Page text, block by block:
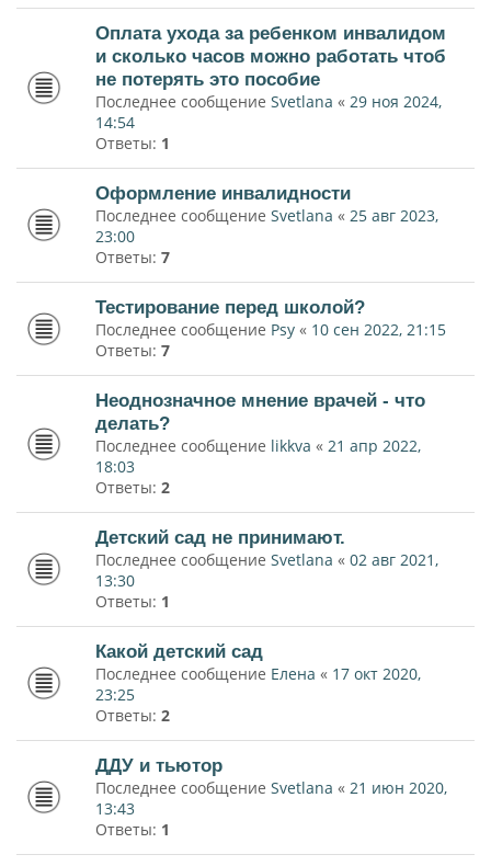
Оплата ухода за ребенком инвалидом
и сколько часов можно работать чтоб
не потерять это пособие
Последнее сообщение Svetlana « 29 ноя 2024,
14:54
Ответы: 1
Оформление инвалидности
Последнее сообщение Svetlana « 25 авг 2023,
23:00
Ответы: 7
Тестирование перед школой?
Последнее сообщение Psy « 10 сен 2022, 21:15
Ответы: 7
Неоднозначное мнение врачей - что
делать?
Последнее сообщение likkva « 21 апр 2022,
18:03
Ответы: 2
Детский сад не принимают.
Последнее сообщение Svetlana « 02 авг 2021,
13:30
Ответы: 1
Какой детский сад
Последнее сообщение Елена « 17 окт 2020,
23:25
Ответы: 2
ДДУ и тьютор
Последнее сообщение Svetlana « 21 июн 2020,
13:43
Ответы: 1